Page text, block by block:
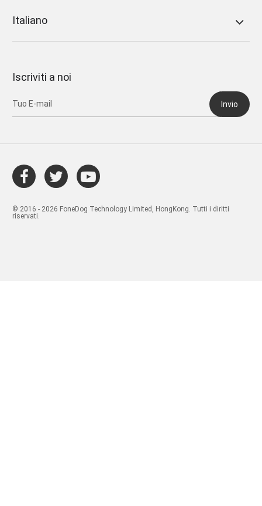
Italiano
Iscriviti a noi
Invio
© 2016 - 2026 FoneDog Technology Limited, HongKong. Tutti i diritti
riservati.